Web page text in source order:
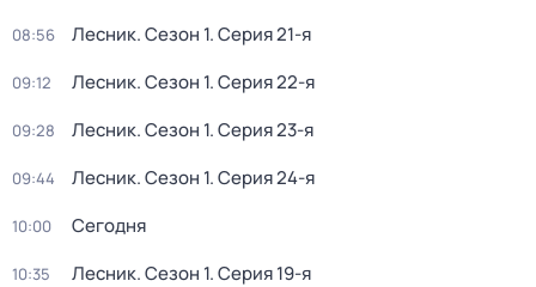
08:56 Лесник. Сезон 1. Серия 21-я
09:12 Лесник. Сезон 1. Серия 22-я
09:28 Лесник. Сезон 1. Серия 23-я
09:44 Лесник. Сезон 1. Серия 24-я
10:00 Сегодня
10:35 Лесник. Сезон 1. Серия 19-я